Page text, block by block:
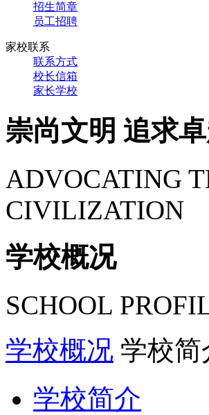
招生简章
员工招聘
家校联系
联系方式
校长信箱
家长学校
崇尚文明 追求
ADVOCATING
CIVILIZATION
学校概况
SCHOOL
学校概况 学校简
学校简介